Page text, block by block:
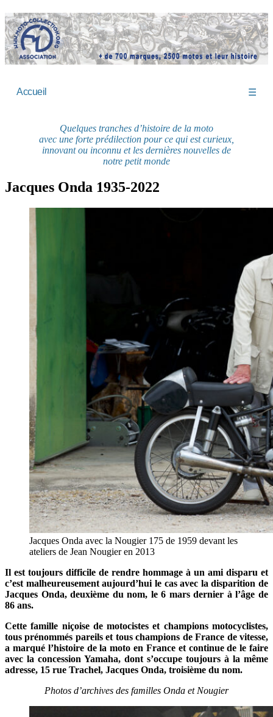
Accueil ☰
Quelques tranches d’histoire de la moto
avec une forte prédilection pour ce qui est curieux,
innovant ou inconnu et les dernières nouvelles de
notre petit monde
Jacques Onda 1935-2022
Jacques Onda avec la Nougier 175 de 1959 devant les
ateliers de Jean Nougier en 2013
Il est toujours difficile de rendre hommage à un ami disparu et
c’est malheureusement aujourd’hui le cas avec la disparition de
Jacques Onda, deuxième du nom, le 6 mars dernier à l’âge de
86 ans.
Cette famille niçoise de motocistes et champions motocyclistes,
tous prénommés pareils et tous champions de France de vitesse,
a marqué l’histoire de la moto en France et continue de le faire
avec la concession Yamaha, dont s’occupe toujours à la même
adresse, 15 rue Trachel, Jacques Onda, troisième du nom.
Photos d’archives des familles Onda et Nougier